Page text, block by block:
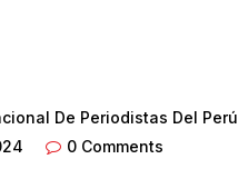
De Periodistas Del Perú
0 Comments